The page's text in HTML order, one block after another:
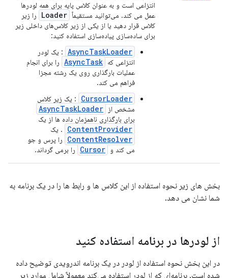
انتزاعی است و به عنوان کلاس پایه برای همه لودرها
عمل می کند. می‌توانید مستقیماً Loader
را زیر
کلاس قرار دهید یا از یکی از زیر کلاس‌های داخلی زیر
برای ساده‌سازی پیاده‌سازی استفاده کنید:
AsyncTaskLoader : یک لودر
انتزاعی که AsyncTask را برای انجام
عملیات بارگذاری روی یک رشته مجزا
فراهم می کند.
CursorLoader
: یک زیر کلاس
مشخص از
AsyncTaskLoader
برای بارگذاری ناهمزمان داده ها از یک
ContentProvider . یک
ContentResolver
را پرس و جو
می کند و
Cursor را برمی گرداند.
بخش های زیر نحوه استفاده از این کلاس ها و رابط ها را در یک برنامه به
شما نشان می دهد.
از لودرها در برنامه استفاده کنید
در این بخش نحوه استفاده از لودر در یک برنامه اندرویدی توضیح داده
شده است. برنامه‌ای که از لودر استفاده می‌کند معمولاً شامل موارد زیر